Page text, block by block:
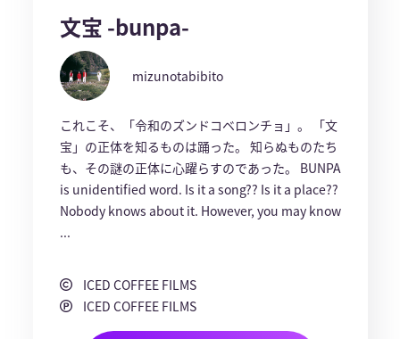
文宝 -bunpa-
mizunotabibito
これこそ、「令和のズンドコベロンチョ」。 「文
宝」の正体を知るものは踊った。 知らぬものたち
も、その謎の正体に心躍らすのであった。 BUNPA
is unidentified word. Is it a song?? Is it a place??
Nobody knows about it. However, you may know
...
ICED COFFEE FILMS
ICED COFFEE FILMS